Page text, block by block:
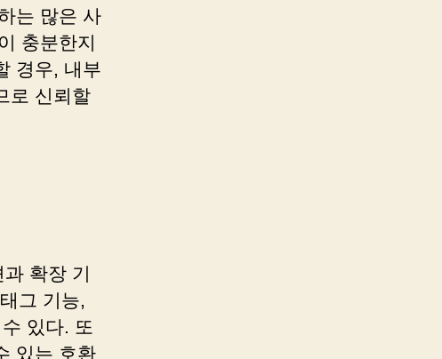
는 많은 사
충분한지
경우, 내부
로 신뢰할
확장 기
그 기능,
있다. 또
있는 호환